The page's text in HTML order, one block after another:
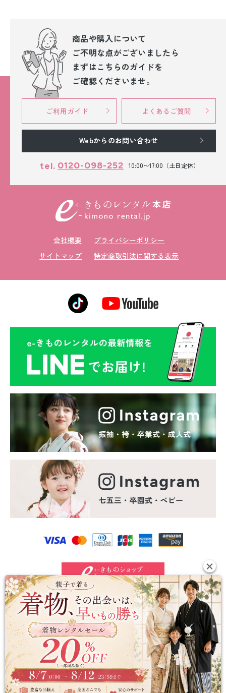
商品や購入について
ご不明な点がございましたら
まずはこちらのガイドを
ご確認くださいませ。
ご利用ガイド よくあるご質問
Webからのお問い合わせ
tel. 0120-098-252 10:00〜17:00（土日定休）
会社概要
プライバシーポリシー
サイトマップ
特定商取引法に関する表示
©2024 e-kimono-rental